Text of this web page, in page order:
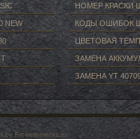
НОМЕР КРАСКИ
КОДЫ ОШИБОК
ЦВЕТОВАЯ
ЗАМЕНА
ЗАМЕНА YT
by Freeelements.ru